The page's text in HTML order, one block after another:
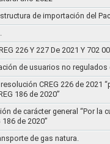
de importación del
226 Y 227 De 2021 Y 702
de usuarios no
CREG 226 de
186 de 2020”
de carácter general “Por
de 2020”
de gas natura.